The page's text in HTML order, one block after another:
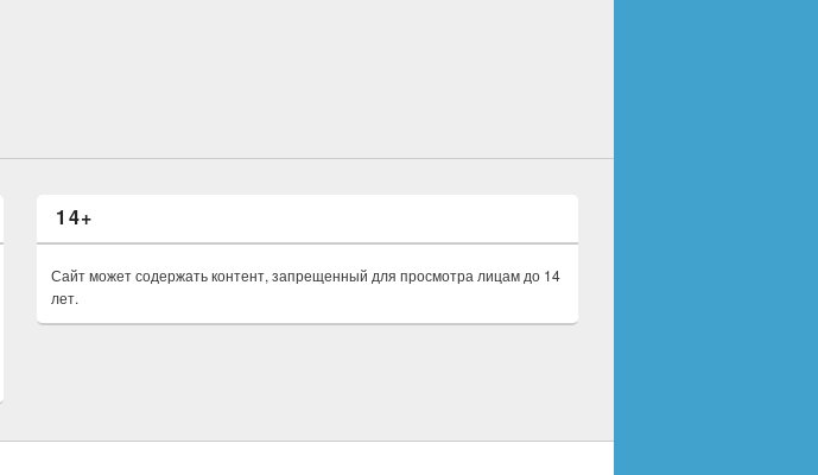
14+
Сайт может содержать контент, запрещенный для просмотра лицам до 14
лет.